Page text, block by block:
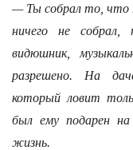
— Ты собрал то,
ничего не собрал,
видюшник,
разрешено. На
который ловит
был ему подарен
жизнь.